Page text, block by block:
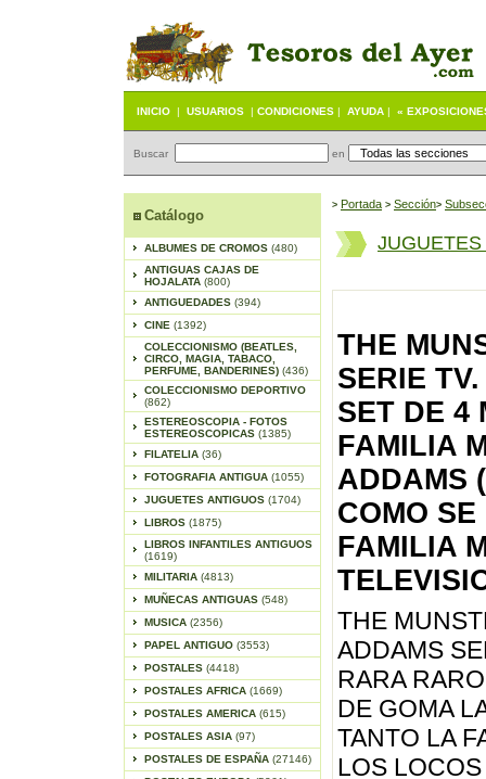
INICIO | USUARIOS | CONDICIONES | AYUDA | «
Buscar en
Catálogo
ALBUMES DE CROMOS (480)
ANTIGUAS CAJAS DE
HOJALATA (800)
ANTIGUEDADES (394)
CINE (1392)
COLECCIONISMO (BEATLES,
CIRCO, MAGIA, TABACO,
PERFUME, BANDERINES) (436)
COLECCIONISMO DEPORTIVO
(862)
ESTEREOSCOPIA - FOTOS
ESTEREOSCOPICAS (1385)
FILATELIA (36)
FOTOGRAFIA ANTIGUA (1055)
JUGUETES ANTIGUOS (1704)
LIBROS (1875)
LIBROS INFANTILES ANTIGUOS
(1619)
MILITARIA (4813)
MUÑECAS ANTIGUAS (548)
MUSICA (2356)
PAPEL ANTIGUO (3553)
POSTALES (4418)
POSTALES AFRICA (1669)
POSTALES AMERICA (615)
POSTALES ASIA (97)
POSTALES DE ESPAÑA (27146)
> Portada > Sección>
THE
SERIE
SET DE 4
FAMILIA
ADDAMS
COMO
FAMILIA
THE
ADDAMS
RARA
DE GOMA
TANTO LA
LOS